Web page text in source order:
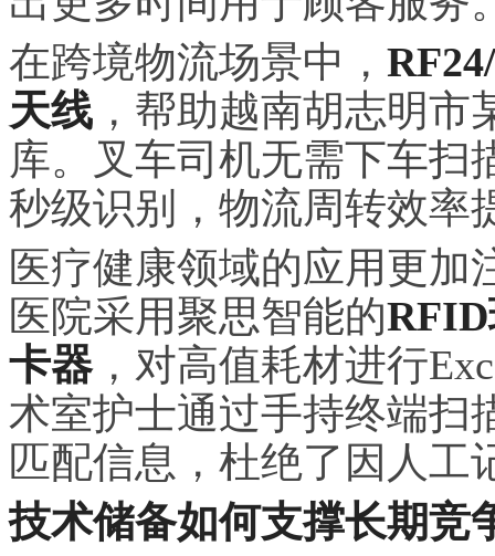
在跨境物流场景中，
天线 ，帮助越南胡志明
库。叉车司机无需下车扫
秒级识别，物流周转效率
医疗健康领域的应用更加
医院采用聚思智能的
卡器，对高值耗材进行
术室护士通过手持终端扫
匹配信息，杜绝了因人工
技术储备如何支撑长期竞